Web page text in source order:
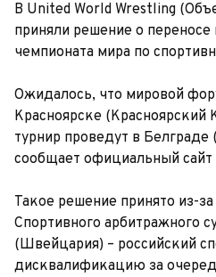
В United World Wrestling
приняли решение о
чемпионата мира по
Ожидалось, что мировой
Красноярске (Красноярский
турнир проведут в Белграде
сообщает официальный сайт
Такое решение принято из-
Спортивного арбитражного
(Швейцария) – российский
дисквалификацию за